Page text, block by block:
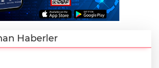
Haberler